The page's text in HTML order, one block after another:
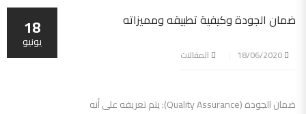
ضمان الجودة وكيفية تطبيقه ومميزاته
المقالات
ضمان الجودة (Quality Assurance): يتم تعريفه على أنه
18
يونيو